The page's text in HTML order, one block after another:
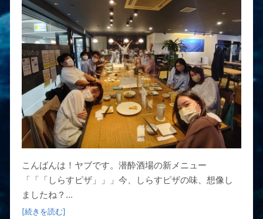
こんばんは！ヤブです。潜酔酒場の新メニュー
「「「しらすピザ」」」今、しらすピザの味、想像し
ましたね？...
[続きを読む]